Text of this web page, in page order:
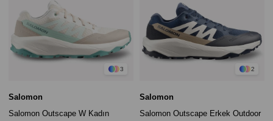
3
Salomon
Salomon Outscape W Kadın
2
Salomon
Salomon Outscape Erkek Outdoor